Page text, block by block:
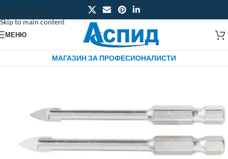
Skip to navigation
Skip to main content
МЕНЮ
МАГАЗИН ЗА ПРОФЕСИОНАЛИСТИ